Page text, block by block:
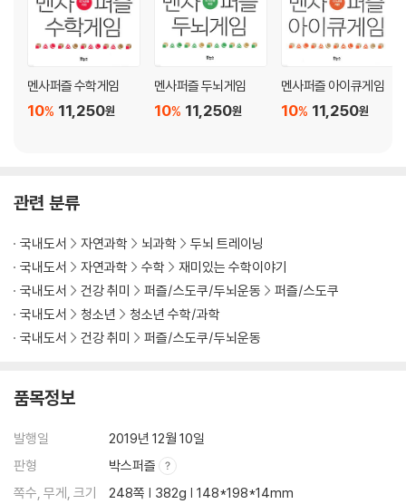
멘사퍼즐 수학게임
11,250원
10%
멘사퍼즐 두뇌게임
11,250원
10%
멘사퍼즐 아이큐게임
11,250원
10%
관련 분류
국내도서 자연과학 뇌과학
두뇌 트레이닝
국내도서
자연과학 수학
재미있는 수학이야기
국내도서
건강 취미 퍼즐/스도쿠/두뇌운동
퍼즐/스도쿠
국내도서
청소년
청소년 수학/과학
국내도서
건강 취미 퍼즐/스도쿠/두뇌운동
품목정보
발행일
2019년 12월 10일
판형
박스퍼즐
쪽수, 무게, 크기
248쪽 | 382g | 148*198*14mm